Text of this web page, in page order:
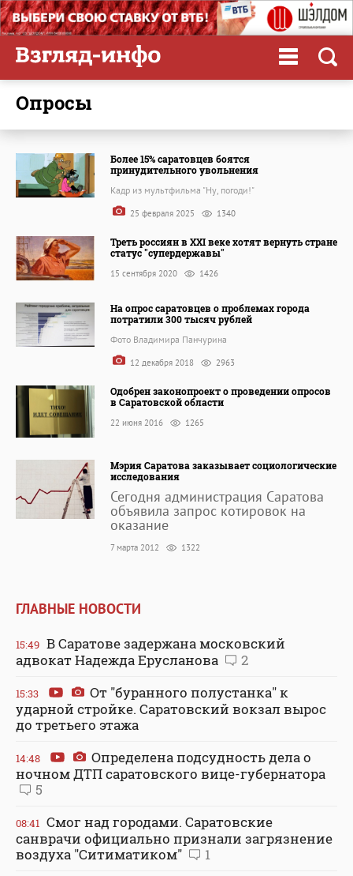
опросы
Более 15% саратовцев боятся
принудительного увольнения
Кадр из мультфильма "Ну, погоди!"
25 февраля 2025 1340
Треть россиян в XXI веке хотят вернуть стране
статус "супердержавы"
15 сентября 2020 1426
На опрос саратовцев о проблемах города
потратили 300 тысяч рублей
Фото Владимира Панчурина
12 декабря 2018 2963
Одобрен законопроект о проведении опросов
в Саратовской области
22 июня 2016 1265
Мэрия Саратова заказывает социологические
исследования
Сегодня администрация Саратова
объявила запрос котировок на
оказание
7 марта 2012 1322
ГЛАВНЫЕ НОВОСТИ
15:49 В Саратове задержана московский
адвокат Надежда Ерусланова
2
15:33
От "буранного полустанка" к
ударной стройке. Саратовский вокзал вырос
до третьего этажа
14:48
Определена подсудность дела о
ночном ДТП саратовского вице-губернатора
5
08:41 Смог над городами. Саратовские
санврачи официально признали загрязнение
воздуха "Ситиматиком"
1